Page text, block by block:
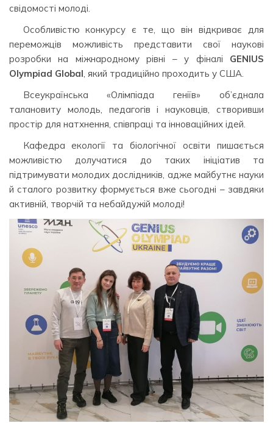
свідомості молоді.
Особливістю конкурсу є те, що він відкриває для
переможців можливість представити свої наукові
розробки на міжнародному рівні – у фіналі GENIUS
Olympiad Global , який традиційно проходить у США.
Всеукраїнська «Олімпіада геніїв» об’єднала
талановиту молодь, педагогів і науковців, створивши
простір для натхнення, співпраці та інноваційних ідей.
Кафедра екології та біологічної освіти пишається
можливістю долучатися до таких ініціатив та
підтримувати молодих дослідників, адже майбутнє науки
й сталого розвитку формується вже сьогодні – завдяки
активній, творчій та небайдужій молоді!